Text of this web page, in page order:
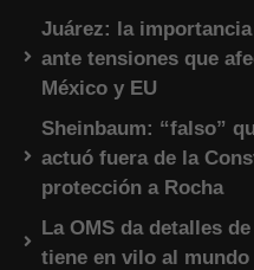
Juárez: la
ante tensiones que
México y EU
Sheinbaum: “falso”
actuó fuera de la
protección a Rocha
La OMS da detalles
tiene en vilo al mundo